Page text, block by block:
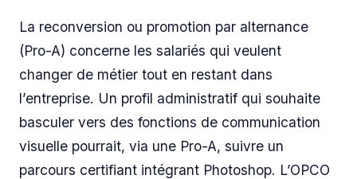
La reconversion ou promotion par alternance
(Pro-A) concerne les salariés qui veulent
changer de métier tout en restant dans
l’entreprise. Un profil administratif qui souhaite
basculer vers des fonctions de communication
visuelle pourrait, via une Pro-A, suivre un
parcours certifiant intégrant Photoshop. L’OPCO